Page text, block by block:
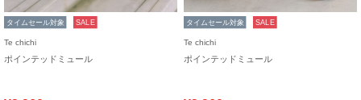
タイムセール対象 SALE
Te chichi
ポインテッドミュール
タイムセール対象 SALE
Te chichi
ポインテッドミュール